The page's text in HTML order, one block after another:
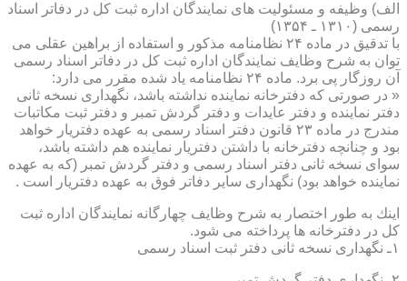
الف) وظیفه و مسئولیت های نمایندگان اداره ثبت كل در دفاتر اسناد
رسمی (۱۳۱۰ ـ ۱۳۵۴)
با تدقیق در ماده ۲۴ نظامنامه مذكور و استفاده از براهین عقلی می
توان به شرح وظایف نمایندگان اداره ثبت كل در دفاتر اسناد رسمی
آن روزگار پی برد. ماده ۲۴ نظامنامه یاد شده مقرر می دارد:
« در صورتی كه دفترخانه نماینده نداشته باشد، نگهداری نسخه ثانی
دفتر نماینده و دفتر عایدات و دفتر گردش تمبر و دفتر ثبت مكاتبات
مندرج در ماده ۲۳ قانون دفتر اسناد رسمی به عهده دفتریار خواهد
بود و چنانچه دفترخانه با داشتن دفتریار نماینده هم داشته باشد،
سوای نسخه ثانی دفتر اسناد رسمی و دفتر گردش تمبر (كه به عهده
نماینده خواهد بود) نگهداری سایر دفاتر فوق به عهده دفتریار است .
اینك به طور اختصار به شرح وظایف چهارگانه نمایندگان اداره ثبت
كل در دفترخانه ها پرداخته می شود.
۱ـ نگهداری نسخه ثانی دفتر ثبت اسناد رسمی